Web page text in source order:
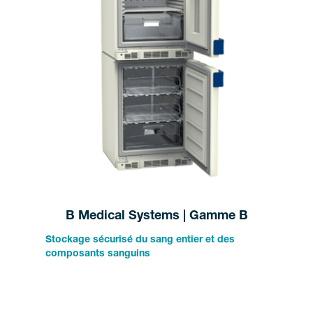
B Medical Systems | Gamme B
Stockage sécurisé du sang entier et des
composants sanguins